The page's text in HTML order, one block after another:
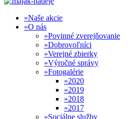
Naše akcie
O nás
Povinné zverejňovanie
Dobrovoľníci
Verejné zbierky
Výročné správy
Fotogalérie
2020
2019
2018
2017
Sociálne služby